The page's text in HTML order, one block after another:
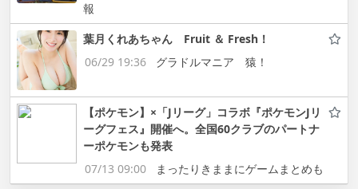
報
葉月くれあちゃん Fruit ＆ Fresh！
06/29 19:36
グラドルマニア 猿！
【ポケモン】×「Jリーグ」コラボ『ポケモンJリ
ーグフェス』開催へ。全国60クラブのパートナ
ーポケモンも発表
07/13 09:00
まったりきままにゲームまとめも